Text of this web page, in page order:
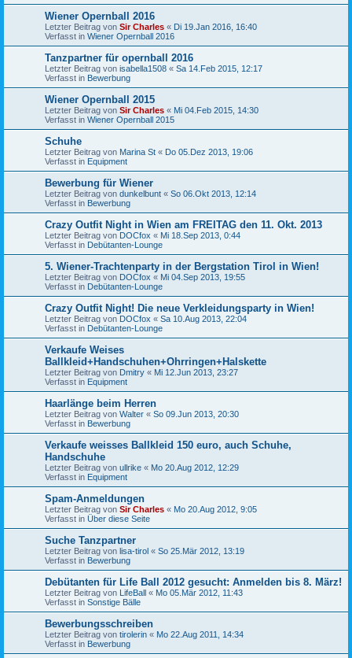
Wiener Opernball 2016
Letzter Beitrag von Sir Charles « Di 19.Jan 2016, 16:40
Verfasst in Wiener Opernball 2016
Tanzpartner für opernball 2016
Letzter Beitrag von isabella1508 « Sa 14.Feb 2015, 12:17
Verfasst in Bewerbung
Wiener Opernball 2015
Letzter Beitrag von Sir Charles « Mi 04.Feb 2015, 14:30
Verfasst in Wiener Opernball 2015
Schuhe
Letzter Beitrag von Marina St « Do 05.Dez 2013, 19:06
Verfasst in Equipment
Bewerbung für Wiener
Letzter Beitrag von dunkelbunt « So 06.Okt 2013, 12:14
Verfasst in Bewerbung
Crazy Outfit Night in Wien am FREITAG den 11. Okt. 2013
Letzter Beitrag von DOCfox « Mi 18.Sep 2013, 0:44
Verfasst in Debütanten-Lounge
5. Wiener-Trachtenparty in der Bergstation Tirol in Wien!
Letzter Beitrag von DOCfox « Mi 04.Sep 2013, 19:55
Verfasst in Debütanten-Lounge
Crazy Outfit Night! Die neue Verkleidungsparty in Wien!
Letzter Beitrag von DOCfox « Sa 10.Aug 2013, 22:04
Verfasst in Debütanten-Lounge
Verkaufe Weises
Ballkleid+Handschuhen+Ohrringen+Halskette
Letzter Beitrag von Dmitry « Mi 12.Jun 2013, 23:27
Verfasst in Equipment
Haarlänge beim Herren
Letzter Beitrag von Walter « So 09.Jun 2013, 20:30
Verfasst in Bewerbung
Verkaufe weisses Ballkleid 150 euro, auch Schuhe,
Handschuhe
Letzter Beitrag von ullrike « Mo 20.Aug 2012, 12:29
Verfasst in Equipment
Spam-Anmeldungen
Letzter Beitrag von Sir Charles « Mo 20.Aug 2012, 9:05
Verfasst in Über diese Seite
Suche Tanzpartner
Letzter Beitrag von lisa-tirol « So 25.Mär 2012, 13:19
Verfasst in Bewerbung
Debütanten für Life Ball 2012 gesucht: Anmelden bis 8. März!
Letzter Beitrag von LifeBall « Mo 05.Mär 2012, 11:43
Verfasst in Sonstige Bälle
Bewerbungsschreiben
Letzter Beitrag von tirolerin « Mo 22.Aug 2011, 14:34
Verfasst in Bewerbung